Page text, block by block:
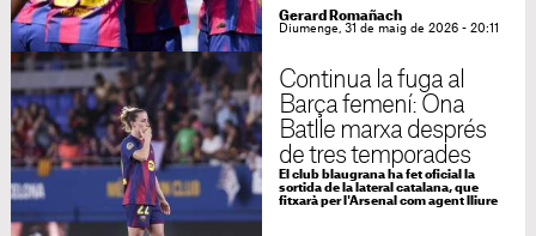
Gerard Romañach
Diumenge, 31 de maig de 2026 - 20:11
Continua la fuga al
Barça femení: Ona
Batlle marxa després
de tres temporades
El club blaugrana ha fet oficial la
sortida de la lateral catalana, que
fitxarà per l'Arsenal com agent lliure